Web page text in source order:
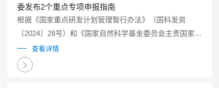
委发布2个重点专项申报指南
根据《国家重点研发计划管理暂行办法》（国科发资
〔2024〕28号）和《国家自然科学基金委员会主责国家重
点研发计划重点专项管理实施细则（试行）》（国科金发
计〔2025〕1号）有关要求...
查看详情